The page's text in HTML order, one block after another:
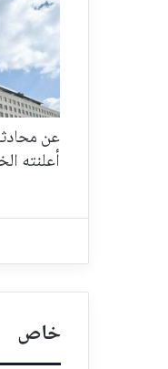
عن
أعلنته
خاص